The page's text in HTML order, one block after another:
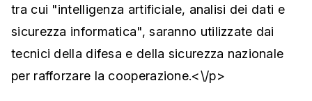
tra cui "intelligenza artificiale, analisi dei dati e
sicurezza informatica", saranno utilizzate dai
tecnici della difesa e della sicurezza nazionale
per rafforzare la cooperazione.<\/p>